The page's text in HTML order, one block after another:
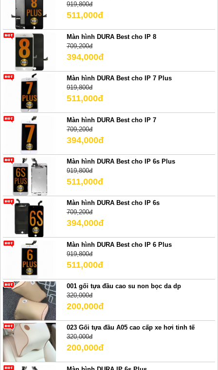
919,800đ
511,000đ
Màn hình DURA Best cho IP 8
709,200đ
394,000đ
Màn hình DURA Best cho IP 7 Plus
919,800đ
511,000đ
Màn hình DURA Best cho IP 7
709,200đ
394,000đ
Màn hình DURA Best cho IP 6s Plus
919,800đ
511,000đ
Màn hình DURA Best cho IP 6s
709,200đ
394,000đ
Màn hình DURA Best cho IP 6 Plus
919,800đ
511,000đ
001 gối tựa đầu cao su non bọc da dp
320,000đ
200,000đ
023 Gối tựa đầu A05 cao cấp xe hơi tinh tế
320,000đ
200,000đ